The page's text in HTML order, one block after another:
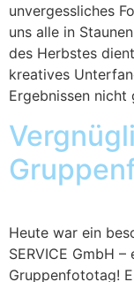
unvergessliches
uns alle in
des Herbstes
kreatives
Ergebnissen nicht
Heute war ein
SERVICE GmbH
Gruppenfototag!